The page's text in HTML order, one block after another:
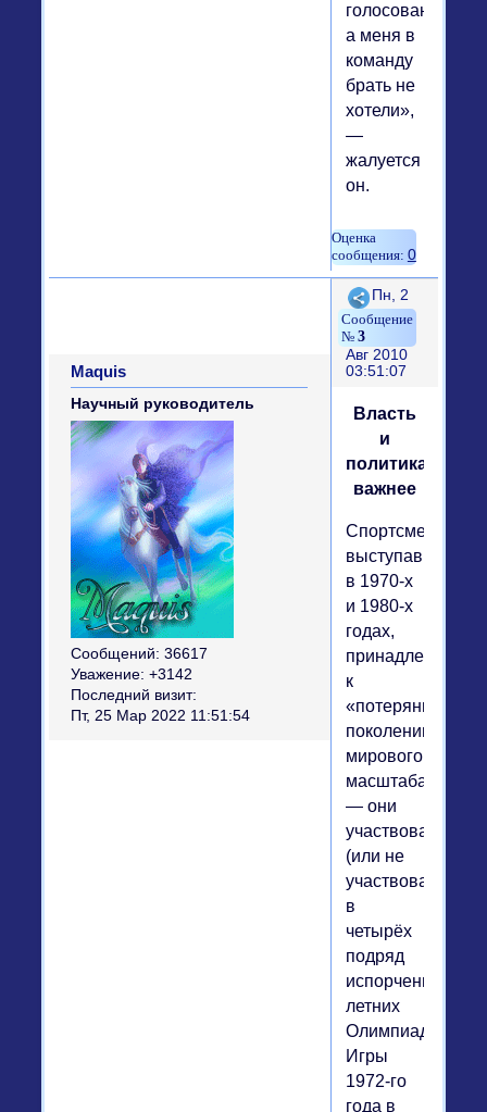
голосование,
а меня в
команду
брать не
хотели»,
—
жалуется
он.
0
Поделиться
3
Пн, 2
Авг 2010
03:51:07
Maquis
Научный руководитель
Сообщений: 36617
Уважение: +3142
Последний визит:
Пт, 25 Мар 2022 11:51:54
Власть
и
политика
важнее
Спортсмены,
выступавшие
в 1970-х
и 1980-х
годах,
принадлежат
к
«потерянному
поколению»
мирового
масштаба
— они
участвовали
(или не
участвовали)
в
четырёх
подряд
испорченных
летних
Олимпиадах.
Игры
1972-го
года в